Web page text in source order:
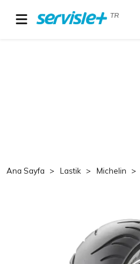
TR
Ana Sayfa Lastik Michelin